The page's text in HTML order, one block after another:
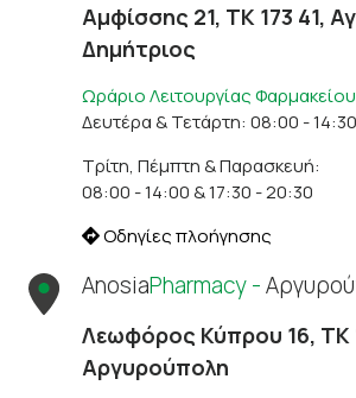
Αμφίσσης 21, ΤΚ 173 41,
Δημήτριος
Ωράριο Λειτουργίας
Δευτέρα & Τετάρτη: 08:00 - 14:30
Τρίτη, Πέμπτη & Παρασκευή:
08:00 - 14:00 & 17:30 - 20:30
Οδηγίες πλοήγησης
AnosiaPharmacy -
Λεωφόρος Κύπρου 16, ΤΚ
Αργυρούπολη